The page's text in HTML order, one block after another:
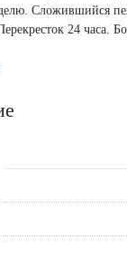
Сложившийся
24 часа.